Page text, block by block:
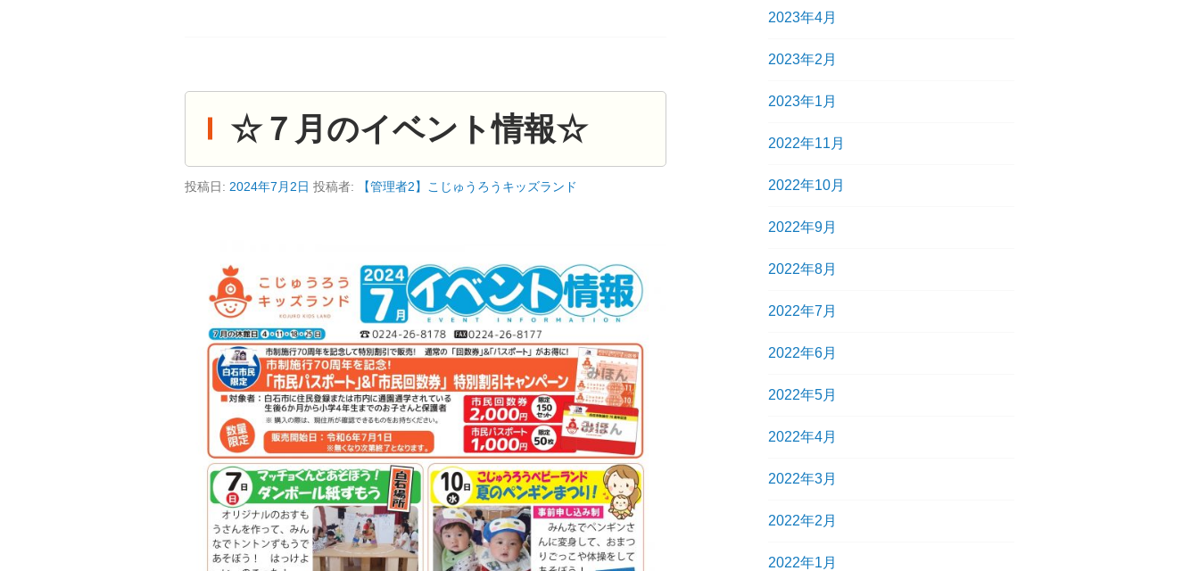
☆７月のイベント情報☆
投稿日: 2024年7月2日 投稿者: 【管理者2】こじゅうろうキッズランド
2023年4月
2023年2月
2023年1月
2022年11月
2022年10月
2022年9月
2022年8月
2022年7月
2022年6月
2022年5月
2022年4月
2022年3月
2022年2月
2022年1月